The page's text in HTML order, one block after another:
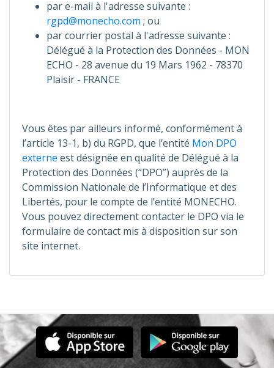
par e-mail à l'adresse suivante :
rgpd@monecho.com ; ou
par courrier postal à l'adresse suivante :
Délégué à la Protection des Données - MON
ECHO - 28 avenue du 19 Mars 1962 - 78370
Plaisir - FRANCE
Vous êtes par ailleurs informé, conformément à
l’article 13-1, b) du RGPD, que l’entité Mon DPO
externe est désignée en qualité de Délégué à la
Protection des Données (“DPO”) auprès de la
Commission Nationale de l’Informatique et des
Libertés, pour le compte de l’entité MONECHO.
Vous pouvez directement contacter le DPO via le
formulaire de contact mis à disposition sur son
site internet.